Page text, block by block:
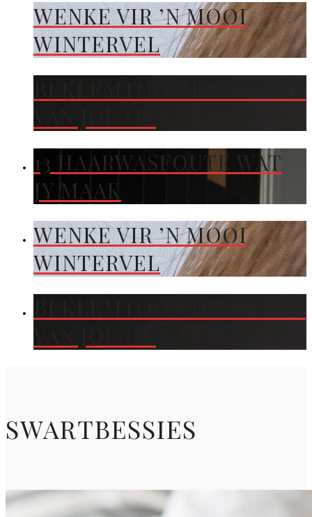
WENKE VIR ’N MOOI
WINTERVEL
13 HAARWASFOUTE WAT
JY MAAK
WENKE VIR ’N MOOI
WINTERVEL
SWARTBESSIES